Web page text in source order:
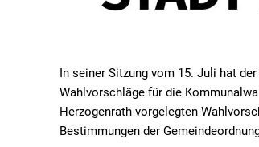
In seiner Sitzung vom 15. Juli hat
Wahlvorschläge für die
Herzogenrath vorgelegten
Bestimmungen der